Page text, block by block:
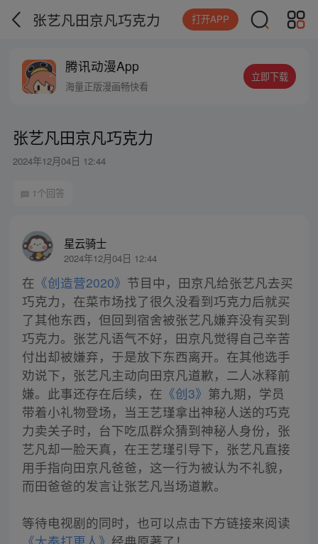
张艺凡田京凡巧克力 打开APP
腾讯动漫App
海量正版漫画畅快看
立即下载
张艺凡田京凡巧克力
2024年12月04日 12:44
1个回答
星云骑士
2024年12月04日 12:44
在 《创造营2020》 节目中，田京凡给张艺凡去买
巧克力，在菜市场找了很久没看到巧克力后就买
了其他东西，但回到宿舍被张艺凡嫌弃没有买到
巧克力。张艺凡语气不好，田京凡觉得自己辛苦
付出却被嫌弃，于是放下东西离开。在其他选手
劝说下，张艺凡主动向田京凡道歉，二人冰释前
嫌。此事还存在后续，在 《创3》 第九期，学员
带着小礼物登场，当王艺瑾拿出神秘人送的巧克
力卖关子时，台下吃瓜群众猜到神秘人身份，张
艺凡却一脸天真，在王艺瑾引导下，张艺凡直接
用手指向田京凡爸爸，这一行为被认为不礼貌，
而田爸爸的发言让张艺凡当场道歉。
等待电视剧的同时，也可以点击下方链接来阅读